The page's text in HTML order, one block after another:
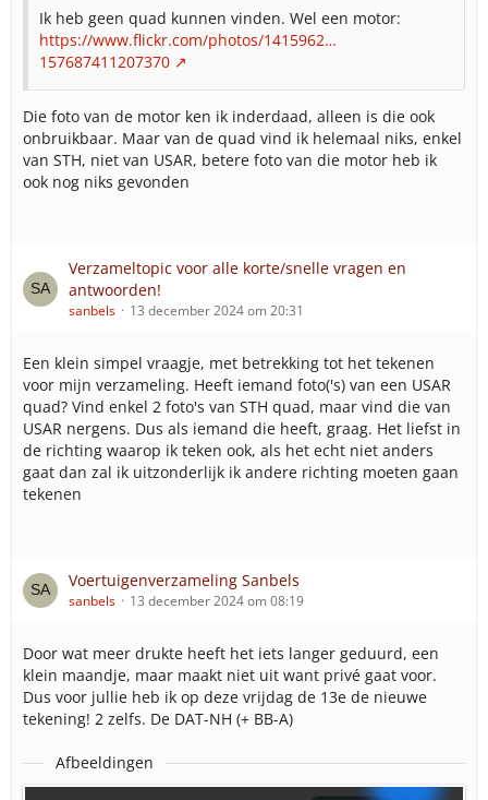
Opkomstlocatie Brielle (1 team ALS)
17-113 ALS Ambulance
17-118 ALS Ambulance
17-163 ALS Ambulance
17-167 ALS Ambulance
Opkomstlocatie Dirksland/Goedereede (1 team ALS)
17-166 ALS Ambulance (Goedereede)
Medium Care ambulances
17-204 (Breslau)
17-205 (Breslau)
17-206 (Breslau)
17-207 (Brugwachter)
17-208 (Brugwachter)
17-209 (Breslau)
17-210
17-214 (Brugwachter)
17-215 (Breslau)
17-218 (Brugwachter)
Rapid Responders
17-340 (Breslau)
17-342 (Schiedam)
17-343 (Breslau)
Ik heb geen quad kunnen vinden. Wel een motor:
https://www.flickr.com/photos/1415962…
157687411207370
Die foto van de motor ken ik inderdaad, alleen is die ook
onbruikbaar. Maar van de quad vind ik helemaal niks, enkel
van STH, niet van USAR, betere foto van die motor heb ik
ook nog niks gevonden
Verzameltopic voor alle korte/snelle vragen en
antwoorden!
sanbels 13 december 2024 om 20:31
Een klein simpel vraagje, met betrekking tot het tekenen
voor mijn verzameling. Heeft iemand foto('s) van een USAR
quad? Vind enkel 2 foto's van STH quad, maar vind die van
USAR nergens. Dus als iemand die heeft, graag. Het liefst in
de richting waarop ik teken ook, als het echt niet anders
gaat dan zal ik uitzonderlijk ik andere richting moeten gaan
tekenen
Voertuigenverzameling Sanbels
sanbels 13 december 2024 om 08:19
Door wat meer drukte heeft het iets langer geduurd, een
klein maandje, maar maakt niet uit want privé gaat voor.
Dus voor jullie heb ik op deze vrijdag de 13e de nieuwe
tekening! 2 zelfs. De DAT-NH (+ BB-A)
Afbeeldingen